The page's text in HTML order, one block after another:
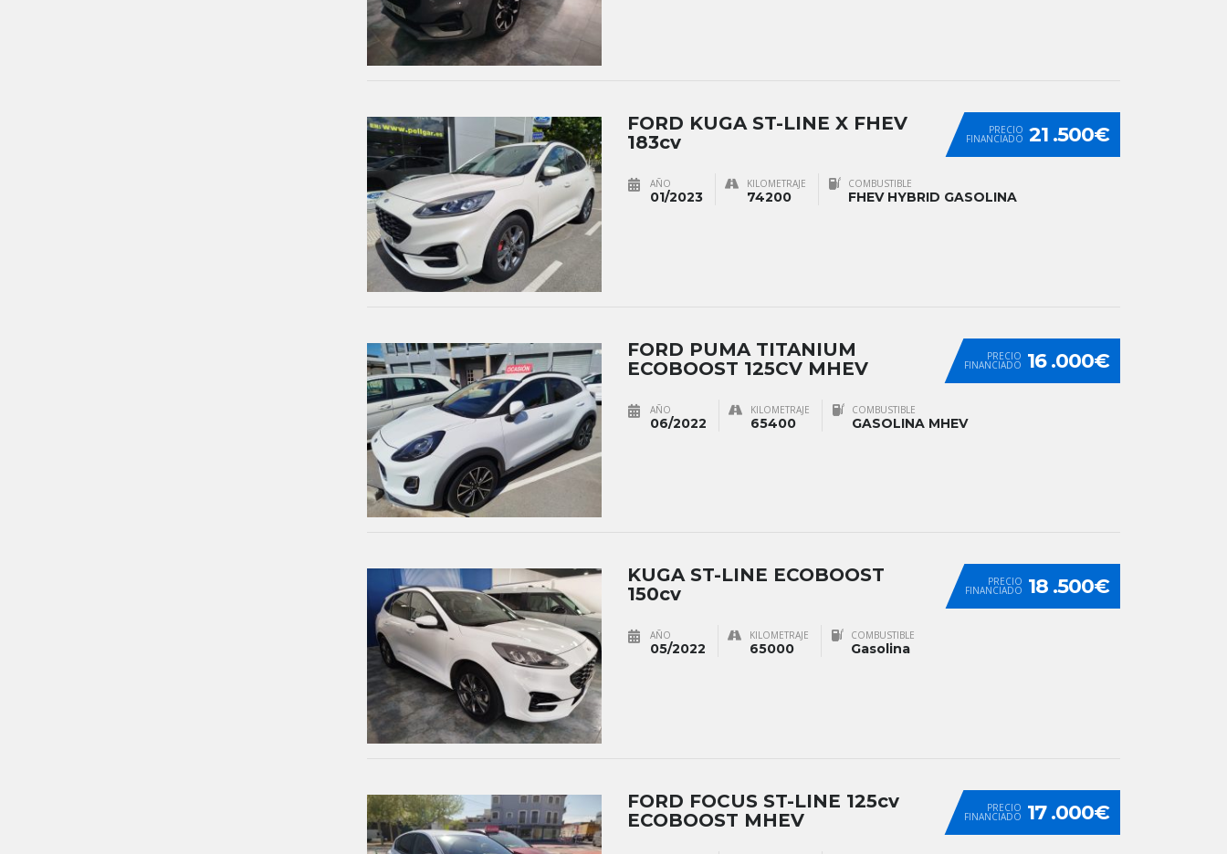
PRECIO
FINANCIADO 21 .500€
FORD KUGA ST-LINE X FHEV
183cv
AÑO
01/2023
KILOMETRAJE
74200
COMBUSTIBLE
FHEV HYBRID GASOLINA
PRECIO
FINANCIADO 16 .000€
FORD PUMA TITANIUM
ECOBOOST 125CV MHEV
AÑO
06/2022
KILOMETRAJE
65400
COMBUSTIBLE
GASOLINA MHEV
PRECIO
FINANCIADO 18 .500€
KUGA ST-LINE ECOBOOST
150cv
AÑO
05/2022
KILOMETRAJE
65000
COMBUSTIBLE
Gasolina
PRECIO
FINANCIADO 17 .000€
FORD FOCUS ST-LINE 125cv
ECOBOOST MHEV